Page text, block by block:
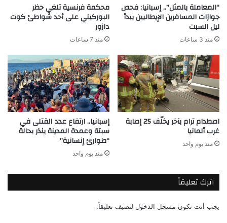
“المعاملة بالمثل”.. إسبانيا: فحص
جوازات المسافرين الإيطاليين يبدأ
ليل السبت
منذ 3 ساعات
محكمة فرنسية تلغي حظر
البوركيني على أحد شواطئ كوت
دازور
منذ 7 ساعات
اصطدام ترام بآخر يخلّف 25 إصابة
غرب ألمانيا
منذ يوم واحد
إسبانيا.. ارتفاع عدد القتلى في
سبتة وعمدة المدينة ينذر بحالة
“طوارئ إنسانية”
منذ يوم واحد
اترك تعليقاً
يجب أنت تكون مسجل الدخول لتضيف تعليقاً.